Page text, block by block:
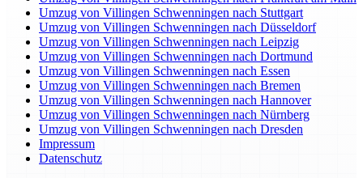
Umzug von Villingen Schwenningen nach Stuttgart
Umzug von Villingen Schwenningen nach Düsseldorf
Umzug von Villingen Schwenningen nach Leipzig
Umzug von Villingen Schwenningen nach Dortmund
Umzug von Villingen Schwenningen nach Essen
Umzug von Villingen Schwenningen nach Bremen
Umzug von Villingen Schwenningen nach Hannover
Umzug von Villingen Schwenningen nach Nürnberg
Umzug von Villingen Schwenningen nach Dresden
Impressum
Datenschutz